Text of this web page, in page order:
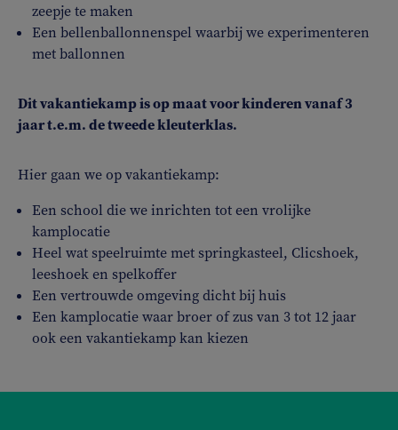
zeepje te maken
Een bellenballonnenspel waarbij we experimenteren
met ballonnen
Dit vakantiekamp is op maat voor kinderen vanaf 3
jaar t.e.m. de tweede kleuterklas.
Hier gaan we op vakantiekamp:
Een school die we inrichten tot een vrolijke
kamplocatie
Heel wat speelruimte met springkasteel, Clicshoek,
leeshoek en spelkoffer
Een vertrouwde omgeving dicht bij huis
Een kamplocatie waar broer of zus van 3 tot 12 jaar
ook een vakantiekamp kan kiezen